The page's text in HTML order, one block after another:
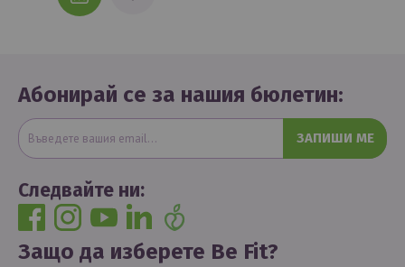
Абонирай се за нашия бюлетин:
ЗАПИШИ МЕ
Следвайте ни:
Защо да изберете Be Fit?